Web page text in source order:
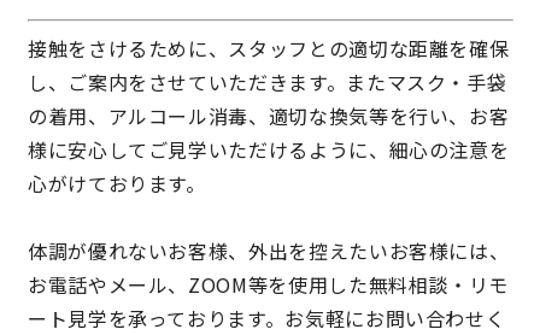
接触をさけるために、スタッフとの適切な距離を確保
し、ご案内をさせていただきます。またマスク・手袋
の着用、アルコール消毒、適切な換気等を行い、お客
様に安心してご見学いただけるように、細心の注意を
心がけております。
体調が優れないお客様、外出を控えたいお客様には、
お電話やメール、ZOOM等を使用した無料相談・リモ
ート見学を承っております。お気軽にお問い合わせく